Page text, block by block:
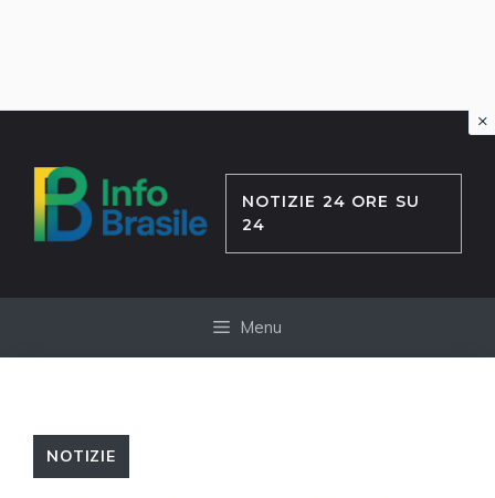
contenuto
NOTIZIE 24 ORE SU
24
Menu
NOTIZIE
×